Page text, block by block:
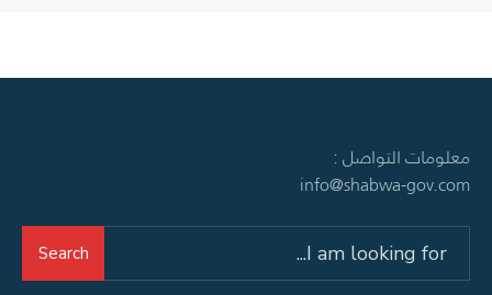
معلومات التواصل :
info@shabwa-gov.com
Search